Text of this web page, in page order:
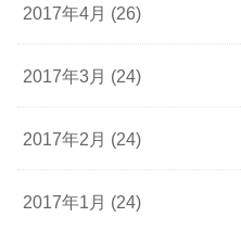
2017年4月 (26)
2017年3月 (24)
2017年2月 (24)
2017年1月 (24)